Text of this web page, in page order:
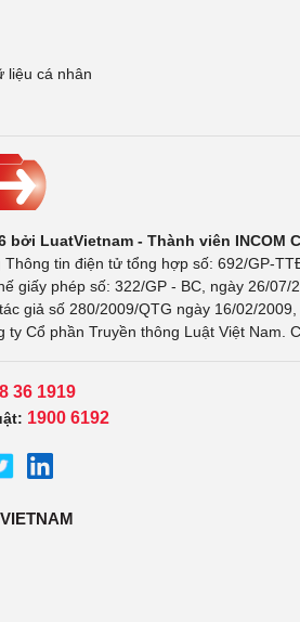
liệu cá nhân
bởi LuatVietnam - Thành viên INCOM
Thông tin điện tử tổng hợp số: 692/GP-
giấy phép số: 322/GP - BC, ngày 26/
giả số 280/2009/QTG ngày 16/02/
ty Cổ phần Truyền thông Luật Việt Nam.
36 1919
1900 6192